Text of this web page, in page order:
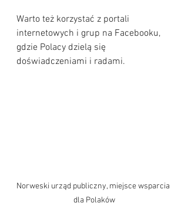
Warto też korzystać z portali
internetowych i grup na Facebooku,
gdzie Polacy dzielą się
doświadczeniami i radami.
Norweski urząd publiczny, miejsce wsparcia
dla Polaków